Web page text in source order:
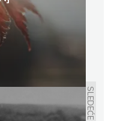
SLEDEĆE